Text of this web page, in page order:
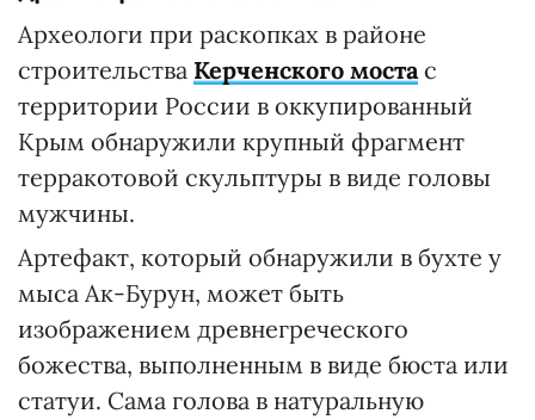
Археологи при раскопках в районе
строительства Керченского мостас
территории России в оккупированный
Крым обнаружили крупный фрагмент
терракотовой скульптуры в виде головы
мужчины.
Артефакт, который обнаружили в бухте у
мыса Ак-Бурун, может быть
изображением древнегреческого
божества, выполненным в виде бюста или
статуи. Сама голова в натуральную